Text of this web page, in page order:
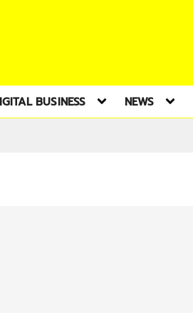
BUSINESS NEWS